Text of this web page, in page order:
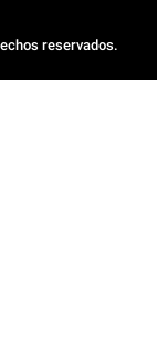
reservados.